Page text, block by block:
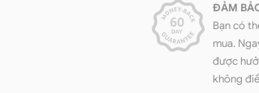
ĐẢM
Bạn có
mua.
được
không